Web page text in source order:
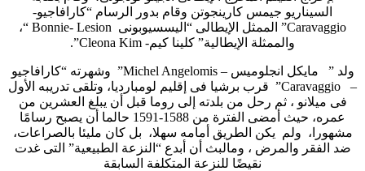
السيناريو جيمس كارينجوتن وقام بدور الرسام “كارافاجيو-
Caravaggio” الممثل الإيطالى “اليسسيوبونى Bonnie- Lesion “،
والممثلة الإيطالية” كلينا كيم- Cleona Kim”.
ولد ” مايكل انجلوميس – Michel Angelomis” وشهرته “كارافاجيو
– Caravaggio” قرب برشيا فى إقليم لومبارديا، وتلقى تدريبه الأول
فى ميلانو ، ثم رحل من بلدته إلى روما قبل أن يبلغ العشرين من
عمره، حيث أمضى الفترة من 1588-1591 حالما أن يصبح رسامًا
مشهورا، ولم يكن الطريق أمامه سهلا، بل كان مليئا بالصراعات،
ضد الفقر والمرض ، ومالبث أن أبدع “النزعة الطبيعية” التى غدت
نقيضًا للنزعة المتكلفة السابقة